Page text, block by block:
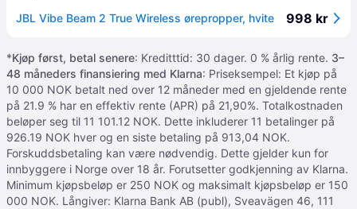
JBL Vibe Beam 2 True Wireless ørepropper, hvite 998 kr
*Kjøp først, betal senere: Kreditttid: 30 dager. 0 % årlig rente. 3–
48 måneders finansiering med Klarna: Priseksempel: Et kjøp på
10 000 NOK betalt ned over 12 måneder med en gjeldende rente
på 21.9 % har en effektiv rente (APR) på 21,90%. Totalkostnaden
beløper seg til 11 101.12 NOK. Dette inkluderer 11 betalinger på
926.19 NOK hver og en siste betaling på 913,04 NOK.
Forskuddsbetaling kan være nødvendig. Dette gjelder kun for
innbyggere i Norge over 18 år. Forutsetter godkjenning av Klarna.
Minimum kjøpsbeløp er 250 NOK og maksimalt kjøpsbeløp er 150
000 NOK. Långiver: Klarna Bank AB (publ), Sveavägen 46, 111